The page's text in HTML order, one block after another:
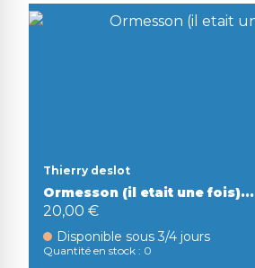
Thierry deslot
Ormesson (il etait une fois)...
20,00 €
Disponible sous 3/4 jours
Quantité en stock : 0